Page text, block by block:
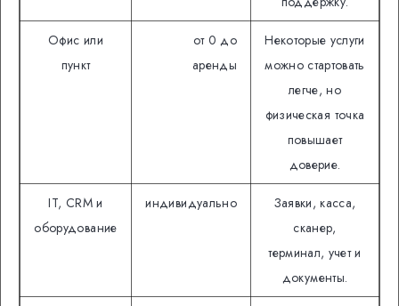
Офис или
пункт
от 0 до
аренды
Некоторые услуги
можно стартовать
легче, но
физическая точка
повышает
доверие.
IT, CRM и
оборудование
индивидуально
Заявки, касса,
сканер,
терминал, учет и
документы.